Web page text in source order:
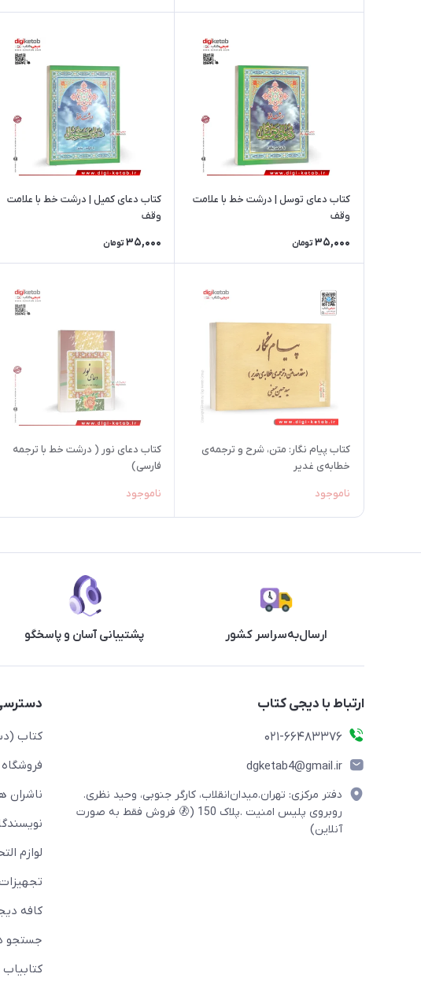
کتاب دعای توسل | درشت خط با علامت
وقف
35,000 تومان
کتاب دعای کمیل | درشت خط با علامت
وقف
35,000 تومان
کتاب پیام نگار: متن، شرح و ترجمه‌ی
خطابه‌ی غدیر
ناموجود
کتاب دعای نور ( درشت خط با ترجمه
فارسی)
ناموجود
ارسال‌به‌سراسر کشور پشتیبانی آسان و پاسخگو
ارتباط با دیجی کتاب
021-66483376
dgketab4@gmail.ir
دفتر مرکزی: تهران.میدان‌انقلاب، کارگر جنوبی، وحید نظری.
روبروی پلیس امنیت .پلاک 150 (🚷 فروش فقط به صورت
آنلاین)
کتاب
فروشگاه
ناشران
لوازم
کافه
جستجو
کتابیاب